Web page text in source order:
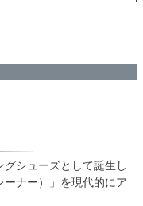
シューズとして誕生し
ナー）」を現代的にア